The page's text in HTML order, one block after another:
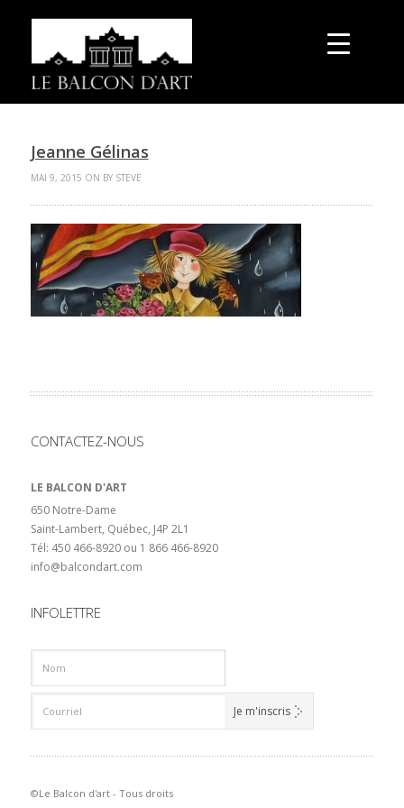
Jeanne Gélinas
MAI 9, 2015 ON BY STEVE
CONTACTEZ-NOUS
LE BALCON D'ART
650 Notre-Dame
Saint-Lambert, Québec, J4P 2L1
Tél: 450 466-8920 ou 1 866 466-8920
info@balcondart.com
INFOLETTRE
©Le Balcon d'art - Tous droits